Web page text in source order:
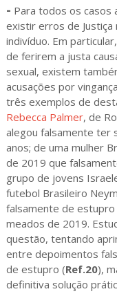
- Para todos os casos
existir erros de Justiça
indivíduo. Em
de ferirem a justa
sexual, existem
acusações por
três exemplos de
Rebecca Palmer, de
alegou falsamente ter
anos; de uma mulher
de 2019 que
grupo de jovens
futebol Brasileiro
falsamente de
meados de 2019.
questão, tentando
entre depoimentos
de estupro (Ref.20),
definitiva solução